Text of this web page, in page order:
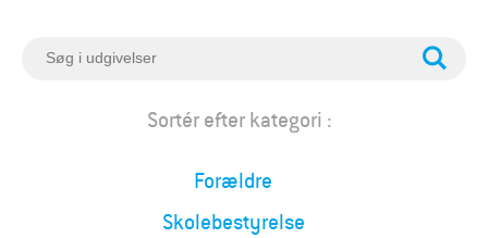
e
S
Sortér efter kategori :
Forældre
Skolebestyrelse